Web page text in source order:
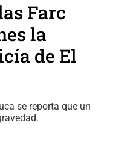
Farc
la
de El
se reporta que un